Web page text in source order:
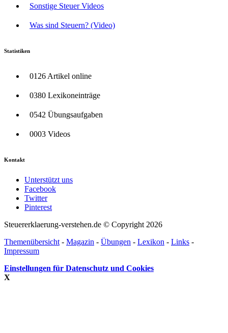
Sonstige Steuer Videos
Was sind Steuern? (Video)
Statistiken
0126 Artikel online
0380 Lexikoneinträge
0542 Übungsaufgaben
0003 Videos
Kontakt
Unterstützt uns
Facebook
Twitter
Pinterest
Steuererklaerung-verstehen.de © Copyright 2026
Themenübersicht - Magazin - Übungen - Lexikon - Links -
Impressum
Einstellungen für Datenschutz und Cookies
X